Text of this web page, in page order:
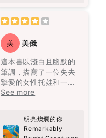
的想法，但也是作者想
要傳達的信息，這與他
居住的拉丁美洲的歷史
密切相關。
這一家人從一開始就被
詛咒。第一代的何塞與
烏爾蘇拉是近親結婚，
何塞甚至因此殺了人，
良心不安，離開了原本
居住的村莊，才有了馬
中，他強調：“別人要看
的我做到又怎麼樣？又
不是我要說的話，是我
裝著說的。說的不是我
的聲音，是別人要聽的
話。其實我要追求的，
是找出自己的聲
音。”（頁178）他提
的重要性。
任的時刻，成為他人的
明亮指引。章魚的溫柔
彷彿陽光穿透了那些陰
雲，為這兩個人帶來光
明。然而，這光明需要
人們願意向前走，才能
真正看清。
就如同我們每個人一
痕，但唯有願意信任和
持續前進，才能發現光
有曾經歷病痛、正在與
們的家人和朋友。細讀
這本書，你將更深刻地
理解他們的感受和心路
歷程。病患的路上有同
路人一起同行支持極為
重要。
美 美儀
這本書以淺白且幽默的
筆調，描寫了一位失去
摯愛的女性托娃和一隻
北太平洋巨型章魚馬塞
作，發現馬塞勒斯竟然
了解她三十年前兒子失
See more
明亮燦爛的你
Remarkably